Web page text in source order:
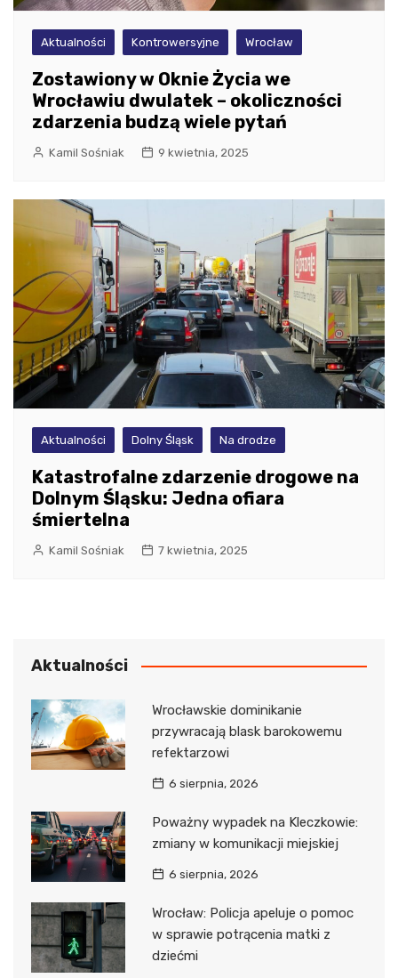
Aktualności Kontrowersyjne Wrocław
Zostawiony w Oknie Życia we
Wrocławiu dwulatek – okoliczności
zdarzenia budzą wiele pytań
Kamil Sośniak 9 kwietnia, 2025
Aktualności Dolny Śląsk Na drodze
Katastrofalne zdarzenie drogowe na
Dolnym Śląsku: Jedna ofiara
śmiertelna
Kamil Sośniak 7 kwietnia, 2025
Aktualności
Wrocławskie dominikanie
przywracają blask barokowemu
refektarzowi
6 sierpnia, 2026
Poważny wypadek na Kleczkowie:
zmiany w komunikacji miejskiej
6 sierpnia, 2026
Wrocław: Policja apeluje o pomoc
w sprawie potrącenia matki z
dziećmi